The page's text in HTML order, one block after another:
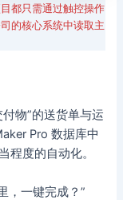
都只需通过触控操作
的核心系统中读取主
物”的送货单与运
Pro 数据库中
程度的自动化。
，一键完成？”